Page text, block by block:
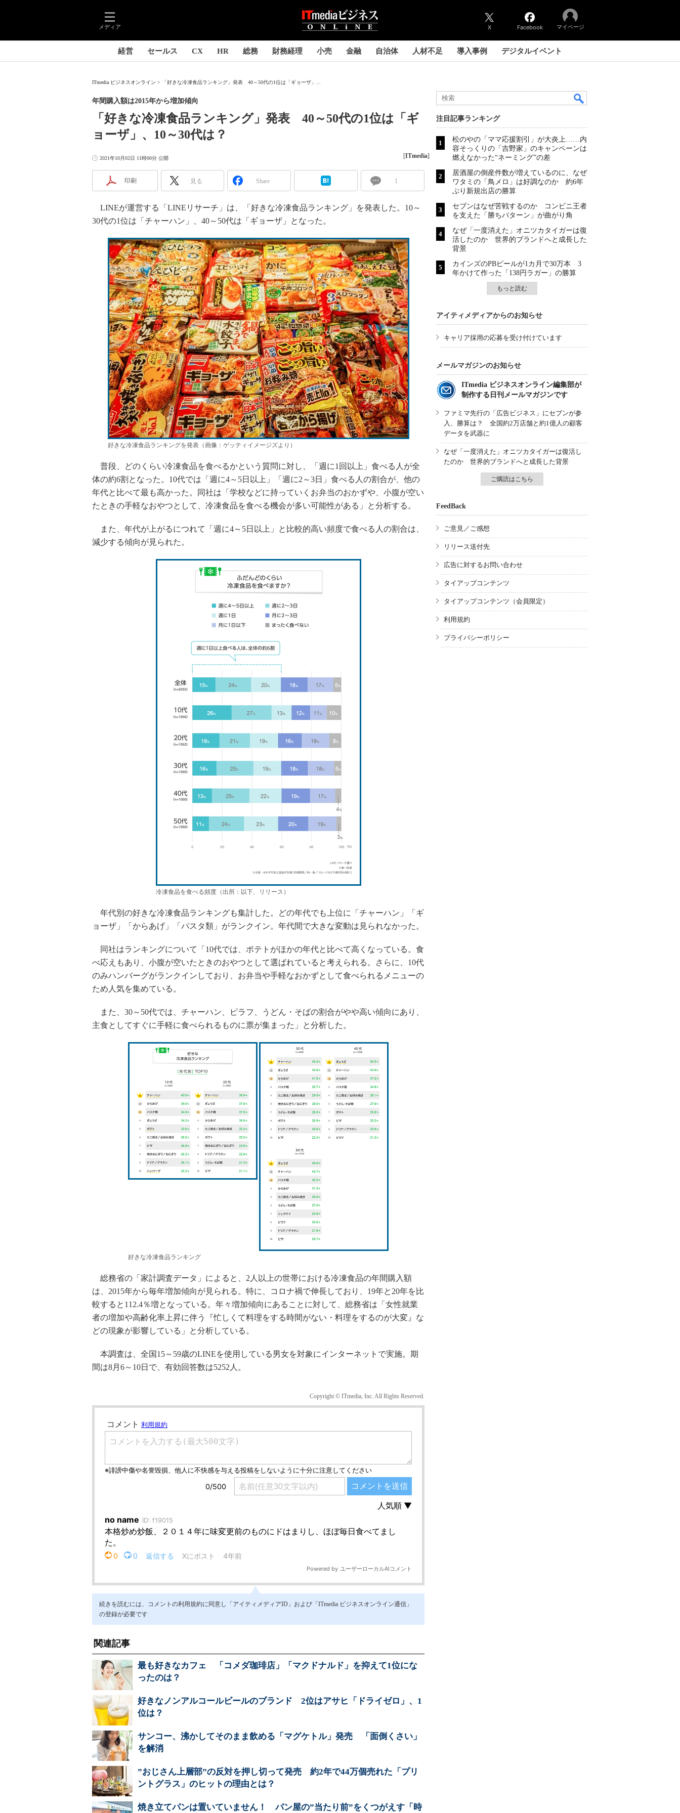
メディア X Facebook マイページ
経営 セールス CX HR 総務 財務経理 小売 金融 自治体 人材不足 導入事例 デジタルイベント
ITmedia ビジネスオンライン 「好きな冷凍食品ランキング」発表 40～50代の1位は「ギョーザ」...
「好きな冷凍食品ランキング」発表 40～50代の1位は「ギ
ョーザ」、10～30代は？
年間購入額は2015年から増加傾向
2021年10月02日 11時00分 公開 [ITmedia]
印刷 見る Share 1
LINEが運営する「LINEリサーチ」は、「好きな冷凍食品ランキング」を発表した。10～
30代の1位は「チャーハン」、40～50代は「ギョーザ」となった。
好きな冷凍食品ランキングを発表（画像：ゲッティイメージズより）
普段、どのくらい冷凍食品を食べるかという質問に対し、「週に1回以上」食べる人が全
体の約6割となった。10代では「週に4～5日以上」「週に2～3日」食べる人の割合が、他の
年代と比べて最も高かった。同社は「学校などに持っていくお弁当のおかずや、小腹が空い
たときの手軽なおやつとして、冷凍食品を食べる機会が多い可能性がある」と分析する。
また、年代が上がるにつれて「週に4～5日以上」と比較的高い頻度で食べる人の割合は、
減少する傾向が見られた。
冷凍食品を食べる頻度（出所：以下、リリース）
年代別の好きな冷凍食品ランキングも集計した。どの年代でも上位に「チャーハン」「ギ
ョーザ」「からあげ」「パスタ類」がランクイン。年代間で大きな変動は見られなかった。
同社はランキングについて「10代では、ポテトがほかの年代と比べて高くなっている。食
べ応えもあり、小腹が空いたときのおやつとして選ばれていると考えられる。さらに、10代
のみハンバーグがランクインしており、お弁当や手軽なおかずとして食べられるメニューの
ため人気を集めている。
また、30～50代では、チャーハン、ピラフ、うどん・そばの割合がやや高い傾向にあり、
主食としてすぐに手軽に食べられるものに票が集まった」と分析した。
好きな冷凍食品ランキング
総務省の「家計調査データ」によると、2人以上の世帯における冷凍食品の年間購入額
は、2015年から毎年増加傾向が見られる。特に、コロナ禍で伸長しており、19年と20年を比
較すると112.4％増となっている。年々増加傾向にあることに対して、総務省は「女性就業
者の増加や高齢化率上昇に伴う『忙しくて料理をする時間がない・料理をするのが大変』な
どの現象が影響している」と分析している。
本調査は、全国15～59歳のLINEを使用している男女を対象にインターネットで実施。期
間は8月6～10日で、有効回答数は5252人。
Copyright © ITmedia, Inc. All Rights Reserved.
続きを読むには、コメントの利用規約に同意し「アイティメディアID」および「ITmedia ビジネスオンライン通信」
の登録が必要です
関連記事
最も好きなカフェ 「コメダ珈琲店」「マクドナルド」を抑えて1位にな
ったのは？
好きなノンアルコールビールのブランド 2位はアサヒ「ドライゼロ」、1
位は？
サンコー、沸かしてそのまま飲める「マグケトル」発売 「面倒くさい」
を解消
”おじさん上層部”の反対を押し切って発売 約2年で44万個売れた「プリ
ントグラス」のヒットの理由とは？
焼き立てパンは置いていません！ パン屋の”当たり前”をくつがえす「時
注目記事ランキング
松のやの「ママ応援割引」が大炎上……内
容そっくりの「吉野家」のキャンペーンは
燃えなかった“ネーミング”の差
居酒屋の倒産件数が増えているのに、なぜ
ワタミの「鳥メロ」は好調なのか 約6年
ぶり新規出店の勝算
セブンはなぜ苦戦するのか コンビニ王者
を支えた「勝ちパターン」が曲がり角
なぜ「一度消えた」オニツカタイガーは復
活したのか 世界的ブランドへと成長した
背景
カインズのPBビールが1カ月で30万本 3
年かけて作った「138円ラガー」の勝算
もっと読む
アイティメディアからのお知らせ
キャリア採用の応募を受け付けています
メールマガジンのお知らせ
ITmedia ビジネスオンライン編集部が
制作する日刊メールマガジンです
ファミマ先行の「広告ビジネス」にセブンが参
入、勝算は？ 全国約2万店舗と約1億人の顧客
データを武器に
なぜ「一度消えた」オニツカタイガーは復活し
たのか 世界的ブランドへと成長した背景
ご購読はこちら
FeedBack
ご意見／ご感想
リリース送付先
広告に対するお問い合わせ
タイアップコンテンツ
タイアップコンテンツ（会員限定）
利用規約
プライバシーポリシー